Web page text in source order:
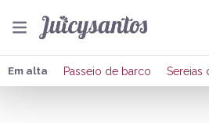
Em alta Passeio de barco Sereias